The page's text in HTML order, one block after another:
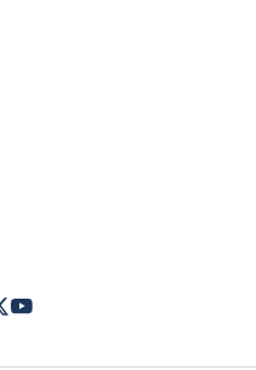
Youtube